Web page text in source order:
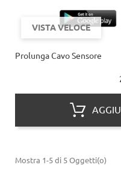
VISTA VELOCE
Prolunga Cavo Sensore
Mostra 1-5 di 5 Oggetti(o)